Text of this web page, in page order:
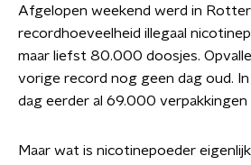
Afgelopen weekend werd in
recordhoeveelheid illegaal
maar liefst 80.000 doosjes.
vorige record nog geen dag oud.
dag eerder al 69.000 verpakkingen
Maar wat is nicotinepoeder